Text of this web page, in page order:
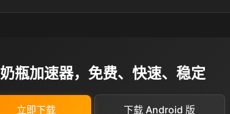
奶瓶加速器，免费、快速、稳定
立即下载 下载 Android 版